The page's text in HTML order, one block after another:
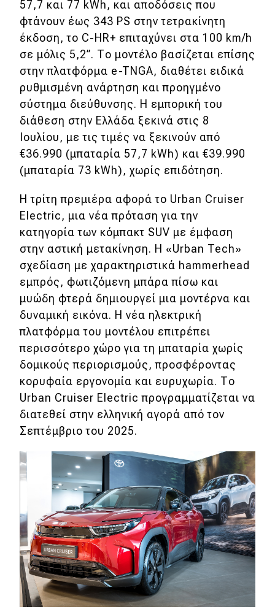
57,7 και 77 kWh, και αποδόσεις που
φτάνουν έως 343 PS στην τετρακίνητη
έκδοση, το C-HR+ επιταχύνει στα 100 km/h
σε μόλις 5,2’’. Το μοντέλο βασίζεται επίσης
στην πλατφόρμα e-TNGA, διαθέτει ειδικά
ρυθμισμένη ανάρτηση και προηγμένο
σύστημα διεύθυνσης. Η εμπορική του
διάθεση στην Ελλάδα ξεκινά στις 8
Ιουλίου, με τις τιμές να ξεκινούν από
€36.990 (μπαταρία 57,7 kWh) και €39.990
(μπαταρία 73 kWh), χωρίς επιδότηση.
Η τρίτη πρεμιέρα αφορά το Urban Cruiser
Electric, μια νέα πρόταση για την
κατηγορία των κόμπακτ SUV με έμφαση
στην αστική μετακίνηση. Η «Urban Tech»
σχεδίαση με χαρακτηριστικά hammerhead
εμπρός, φωτιζόμενη μπάρα πίσω και
μυώδη φτερά δημιουργεί μια μοντέρνα και
δυναμική εικόνα. Η νέα ηλεκτρική
πλατφόρμα του μοντέλου επιτρέπει
περισσότερο χώρο για τη μπαταρία χωρίς
δομικούς περιορισμούς, προσφέροντας
κορυφαία εργονομία και ευρυχωρία. Το
Urban Cruiser Electric προγραμματίζεται να
διατεθεί στην ελληνική αγορά από τον
Σεπτέμβριο του 2025.